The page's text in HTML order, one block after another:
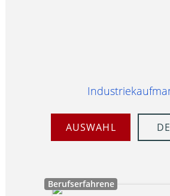
AUSWAHL
Berufserfahrene